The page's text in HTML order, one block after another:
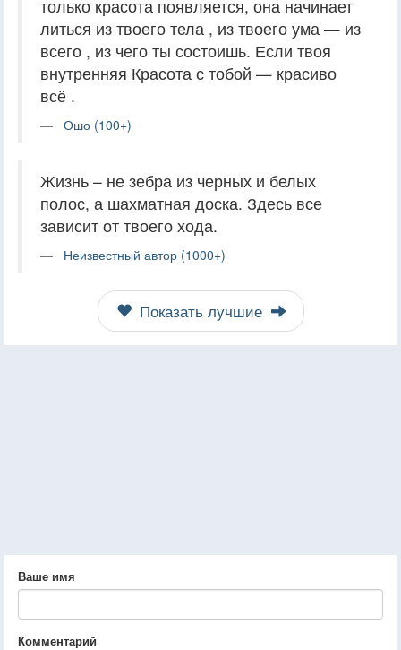
только красота появляется, она начинает
литься из твоего тела , из твоего ума — из
всего , из чего ты состоишь. Если твоя
внутренняя Красота с тобой — красиво
всё .
Ошо (100+)
Жизнь – не зебра из черных и белых
полос, а шахматная доска. Здесь все
зависит от твоего хода.
Неизвестный автор (1000+)
Показать лучшие
Ваше имя
Комментарий